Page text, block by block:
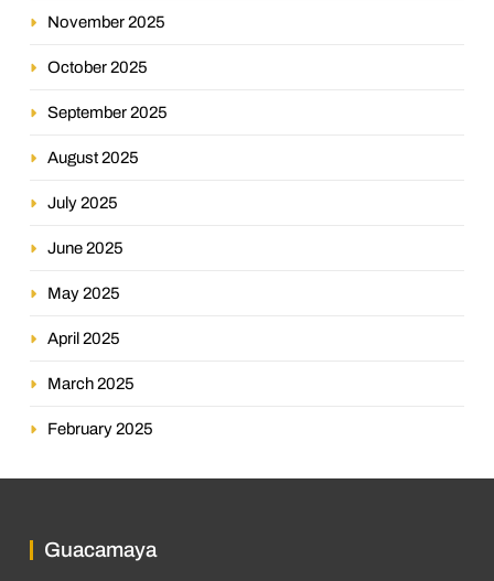
November 2025
October 2025
September 2025
August 2025
July 2025
June 2025
May 2025
April 2025
March 2025
February 2025
Guacamaya